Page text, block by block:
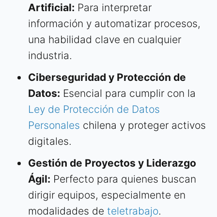
Artificial: Para interpretar
información y automatizar procesos,
una habilidad clave en cualquier
industria.
Ciberseguridad y Protección de
Datos: Esencial para cumplir con la
Ley de Protección de Datos
Personales chilena y proteger activos
digitales.
Gestión de Proyectos y Liderazgo
Ágil: Perfecto para quienes buscan
dirigir equipos, especialmente en
modalidades de teletrabajo.